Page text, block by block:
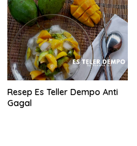
Resep Es Teller Dempo Anti
Gagal